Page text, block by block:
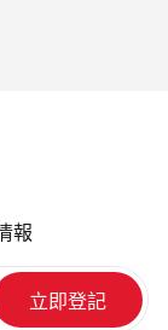
報